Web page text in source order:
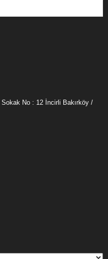
No : 12 İncirli Bakırköy /